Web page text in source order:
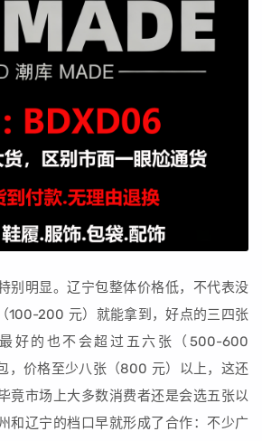
别明显。辽宁包整体价格低，不代表没
100-200 元）就能拿到，好点的三四张
好的也不会超过五六张（500-600
，价格至少八张（800 元）以上，这还
竟市场上大多数消费者还是会选五张以
和辽宁的档口早就形成了合作：不少广